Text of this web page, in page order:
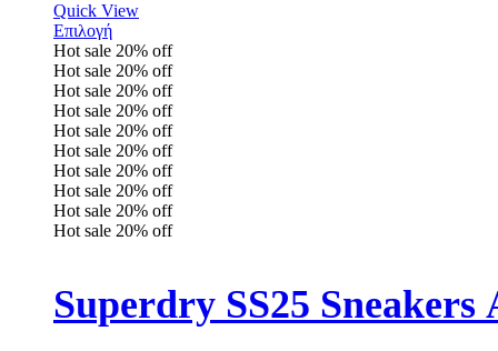
Quick View
Επιλογή
Hot sale 20% off
Hot sale 20% off
Hot sale 20% off
Hot sale 20% off
Hot sale 20% off
Hot sale 20% off
Hot sale 20% off
Hot sale 20% off
Hot sale 20% off
Hot sale 20% off
Superdry SS25